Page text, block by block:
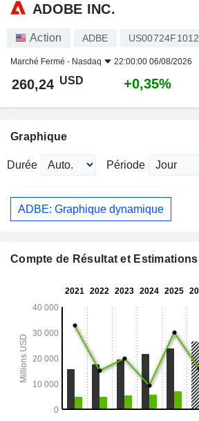
ADOBE INC.
Action ADBE US00724F1012
Marché Fermé - Nasdaq 22:00:00 06/08/2026
260,24 USD +0,35%
Graphique
Durée Période
ADBE: Graphique dynamique
Compte de Résultat et Estimations